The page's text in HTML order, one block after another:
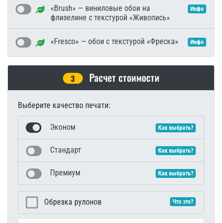
«Brush» — виниловые обои на
флизелине с текстурой «Живопись»
Инфо
«Fresco» — обои с текстурой «Фреска» Инфо
3 Расчет стоимости
Выберите качество печати:
Эконом Как выбрать?
Стандарт Как выбрать?
Премиум Как выбрать?
Обрезка рулонов Что это?